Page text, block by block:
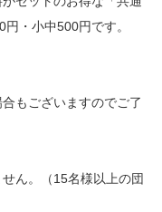
・小中500円です。
もございますのでご了
ん。（15名様以上の団